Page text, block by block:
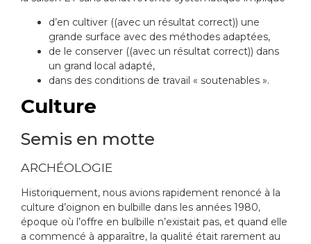
d’en cultiver ((avec un résultat correct)) une
grande surface avec des méthodes adaptées,
de le conserver ((avec un résultat correct)) dans
un grand local adapté,
dans des conditions de travail « soutenables ».
Culture
Semis en motte
ARCHÉOLOGIE
Historiquement, nous avions rapidement renoncé à la
culture d’oignon en bulbille dans les années 1980,
époque où l’offre en bulbille n’existait pas, et quand elle
a commencé à apparaître, la qualité était rarement au